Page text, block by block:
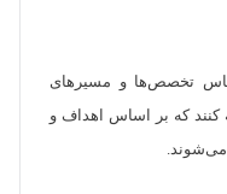
تخصص‌ها و مسیرهای
کنند که بر اساس اهداف و
می‌شوند.